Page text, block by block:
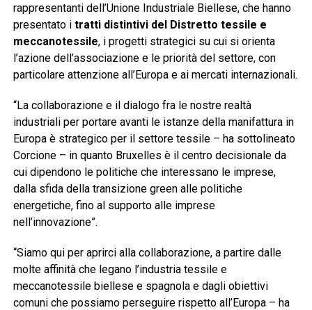
rappresentanti dell’Unione Industriale Biellese, che hanno
presentato i tratti distintivi del Distretto tessile e
meccanotessile, i progetti strategici su cui si orienta
l’azione dell’associazione e le priorità del settore, con
particolare attenzione all’Europa e ai mercati internazionali.
“La collaborazione e il dialogo fra le nostre realtà
industriali per portare avanti le istanze della manifattura in
Europa è strategico per il settore tessile – ha sottolineato
Corcione – in quanto Bruxelles è il centro decisionale da
cui dipendono le politiche che interessano le imprese,
dalla sfida della transizione green alle politiche
energetiche, fino al supporto alle imprese
nell’innovazione”.
“Siamo qui per aprirci alla collaborazione, a partire dalle
molte affinità che legano l’industria tessile e
meccanotessile biellese e spagnola e dagli obiettivi
comuni che possiamo perseguire rispetto all’Europa – ha